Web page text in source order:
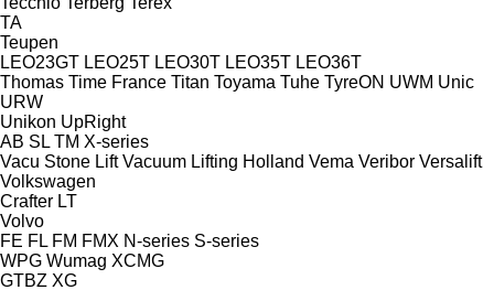
TA
Teupen
LEO23GT LEO25T LEO30T LEO35T LEO36T
Thomas Time France Titan Toyama Tuhe TyreON UWM Unic
URW
Unikon UpRight
AB SL TM X-series
Vacu Stone Lift Vacuum Lifting Holland Vema Veribor Versalift
Volkswagen
Crafter LT
Volvo
FE FL FM FMX N-series S-series
WPG Wumag XCMG
GTBZ XG